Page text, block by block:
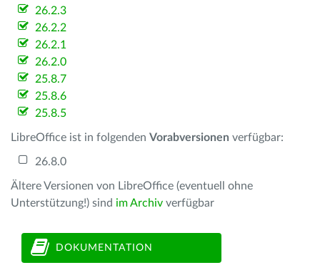
26.2.3
26.2.2
26.2.1
26.2.0
25.8.7
25.8.6
25.8.5
LibreOffice ist in folgenden Vorabversionen verfügbar:
26.8.0
Ältere Versionen von LibreOffice (eventuell ohne
Unterstützung!) sind im Archiv verfügbar
DOKUMENTATION